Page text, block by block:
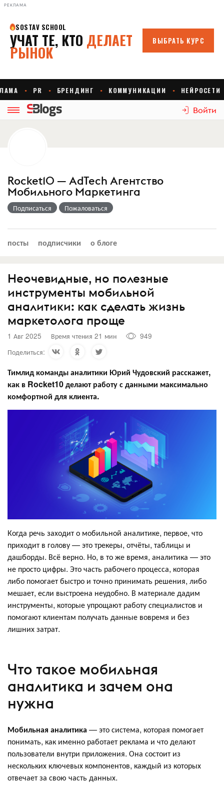
РЕКЛАМА
Войти
Rocket10 — AdTech Агентство
Мобильного Маркетинга
Подписаться Пожаловаться
посты подписчики о блоге
Неочевидные, но полезные
инструменты мобильной
аналитики: как сделать жизнь
маркетолога проще
1 Авг 2025 Время чтения 21 мин
949
Поделиться:
Тимлид команды аналитики Юрий Чудовский расскажет,
как в Rocket10 делают работу с данными максимально
комфортной для клиента.
Когда речь заходит о мобильной аналитике, первое, что
приходит в голову — это трекеры, отчёты, таблицы и
дашборды. Всё верно. Но, в то же время, аналитика — это
не просто цифры. Это часть рабочего процесса, которая
либо помогает быстро и точно принимать решения, либо
мешает, если выстроена неудобно. В материале дадим
инструменты, которые упрощают работу специалистов и
помогают клиентам получать данные вовремя и без
лишних затрат.
Что такое мобильная
аналитика и зачем она
нужна
Мобильная аналитика — это система, которая помогает
понимать, как именно работает реклама и что делают
пользователи внутри приложения. Она состоит из
нескольких ключевых компонентов, каждый из которых
отвечает за свою часть данных.